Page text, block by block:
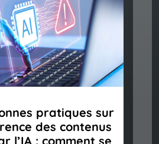
pratiques sur
des contenus
l’IA : comment se